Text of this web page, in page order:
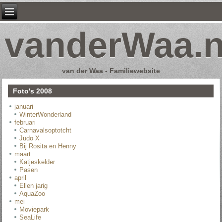
van der Waa - Familiewebsite
Foto's 2008
januari
WinterWonderland
februari
Carnavalsoptotcht
Judo X
Bij Rosita en Henny
maart
Katjeskelder
Pasen
april
Ellen jarig
AquaZoo
mei
Moviepark
SeaLife